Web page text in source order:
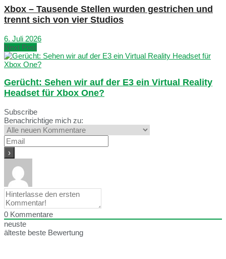
Xbox – Tausende Stellen wurden gestrichen und
trennt sich von vier Studios
6. Juli 2026
Next Post
Gerücht: Sehen wir auf der E3 ein Virtual Reality
Headset für Xbox One?
Subscribe
Benachrichtige mich zu:
0 Kommentare
neuste
älteste beste Bewertung